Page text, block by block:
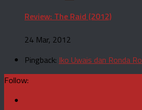
Review: The Raid (2012)
24 Mar, 2012
Pingback: Iko Uwais dan Ronda
Follow: